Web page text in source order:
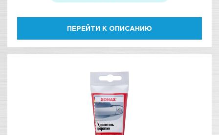
ПЕРЕЙТИ К ОПИСАНИЮ